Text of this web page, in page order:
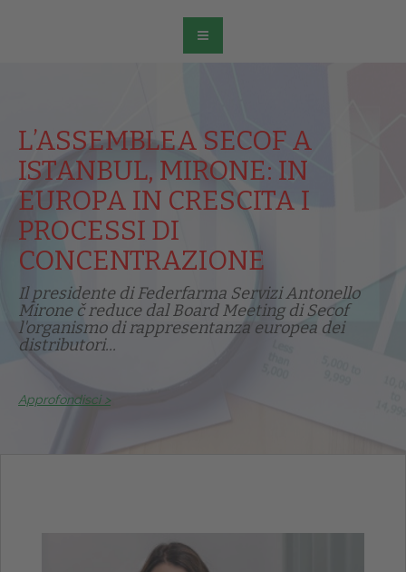
L’ASSEMBLEA SECOF A
ISTANBUL, MIRONE: IN
EUROPA IN CRESCITA I
PROCESSI DI
CONCENTRAZIONE
Il presidente di Federfarma Servizi Antonello
Mirone č reduce dal Board Meeting di Secof
l'organismo di rappresentanza europea dei
distributori...
Approfondisci >